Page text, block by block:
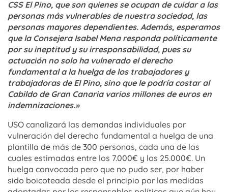
CSS El Pino, que son quienes se ocupan de cuidar a las
personas más vulnerables de nuestra sociedad, las
personas mayores dependientes. Además, esperamos
que la Consejera Isabel Mena responda políticamente
por su ineptitud y su irresponsabilidad, pues su
actuación no solo ha vulnerado el derecho
fundamental a la huelga de los trabajadores y
trabajadoras de El Pino, sino que le podría costar al
Cabildo de Gran Canaria varios millones de euros en
indemnizaciones.»
USO canalizará las demandas individuales por
vulneración del derecho fundamental a huelga de una
plantilla de más de 300 personas, cada una de las
cuales estimadas entre los 7.000€ y los 25.000€. Un
huelga convocada pero que no pudo ser, por haber
sido boicoteada desde el principio por las medidas